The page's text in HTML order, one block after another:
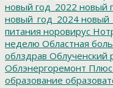
новый год_2022 новый
новый_год_2024
питания норовирус
неделю Областная
облздрав Облученский
Облэнергоремонт Плюс
образование